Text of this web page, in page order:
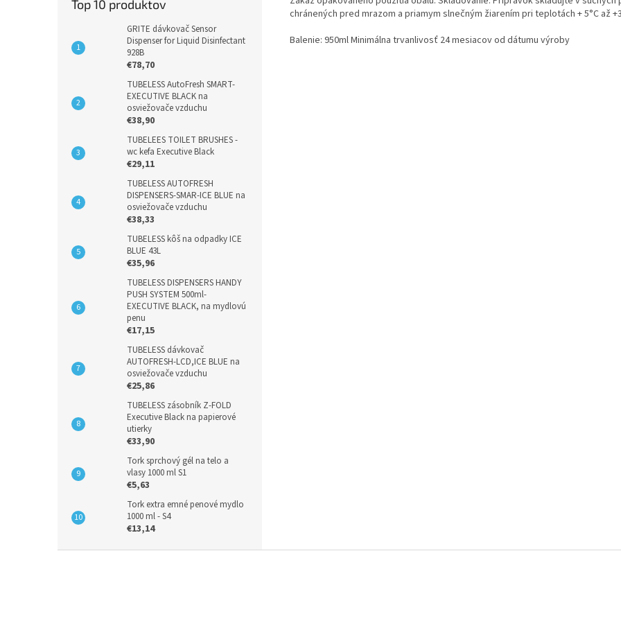
Top 10 produktov
GRITE dávkovač Sensor
Dispenser for Liquid Disinfectant
928B
€78,70
TUBELESS AutoFresh SMART-
EXECUTIVE BLACK na
osviežovače vzduchu
€38,90
TUBELEES TOILET BRUSHES -
wc kefa Executive Black
€29,11
TUBELESS AUTOFRESH
DISPENSERS-SMAR-ICE BLUE na
osviežovače vzduchu
€38,33
TUBELESS kôš na odpadky ICE
BLUE 43L
€35,96
TUBELESS DISPENSERS HANDY
PUSH SYSTEM 500ml-
EXECUTIVE BLACK, na mydlovú
penu
€17,15
TUBELESS dávkovač
AUTOFRESH-LCD,ICE BLUE na
osviežovače vzduchu
€25,86
TUBELESS zásobník Z-FOLD
Executive Black na papierové
utierky
€33,90
Tork sprchový gél na telo a
vlasy 1000 ml S1
€5,63
Tork extra emné penové mydlo
1000 ml - S4
€13,14
chránených pred mrazom a priamym slnečným žiarením pri teplotách + 5°C až
Balenie: 950ml Minimálna trvanlivosť 24 mesiacov od dátumu výroby